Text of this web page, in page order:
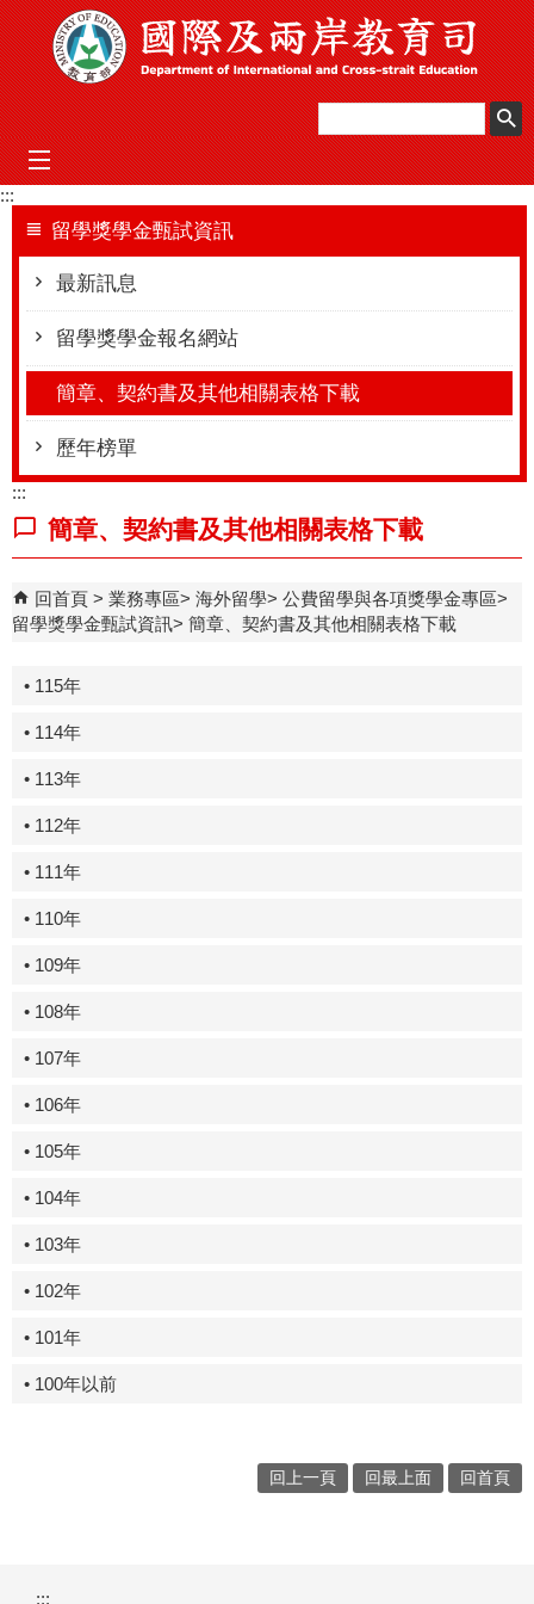
跳到主要內容區塊
mobile_menu
:::
留學獎學金甄試資訊
最新訊息
留學獎學金報名網站
簡章、契約書及其他相關表格下載
歷年榜單
:::
簡章、契約書及其他相關表格下載
回首頁 業務專區 海外留學
公費留學與各項獎學金專區
留學獎學金甄試資訊
簡章、契約書及其他相關表格下載
• 115年
• 114年
• 113年
• 112年
• 111年
• 110年
• 109年
• 108年
• 107年
• 106年
• 105年
• 104年
• 103年
• 102年
• 101年
• 100年以前
回上一頁 回最上面 回首頁
:::